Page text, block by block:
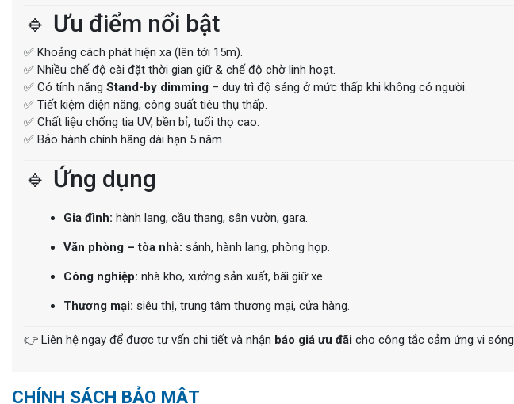
🔹 Ưu điểm nổi bật
✅ Khoảng cách phát hiện xa (lên tới 15m).
✅ Nhiều chế độ cài đặt thời gian giữ & chế độ chờ linh hoạt.
✅ Có tính năng Stand-by dimming – duy trì độ sáng ở mức thấp khi không có người.
✅ Tiết kiệm điện năng, công suất tiêu thụ thấp.
✅ Chất liệu chống tia UV, bền bỉ, tuổi thọ cao.
✅ Bảo hành chính hãng dài hạn 5 năm.
🔹 Ứng dụng
Gia đình: hành lang, cầu thang, sân vườn, gara.
Văn phòng – tòa nhà: sảnh, hành lang, phòng họp.
Công nghiệp: nhà kho, xưởng sản xuất, bãi giữ xe.
Thương mại: siêu thị, trung tâm thương mại, cửa hàng.
👉 Liên hệ ngay để được tư vấn chi tiết và nhận báo giá ưu đãi cho công tắc cảm ứng vi sóng
CHÍNH SÁCH BẢO MẬT